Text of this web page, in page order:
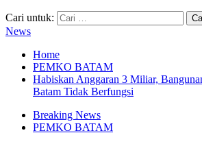
Cari untuk:
News
Home
PEMKO BATAM
Habiskan Anggaran 3 Miliar,
Batam Tidak Berfungsi
Breaking News
PEMKO BATAM